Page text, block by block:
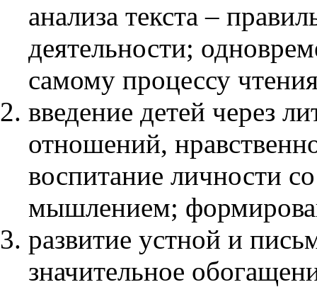
анализа текста –
деятельности;
самому процессу
введение детей через
отношений,
воспитание личности
мышлением;
развитие устной и
значительное